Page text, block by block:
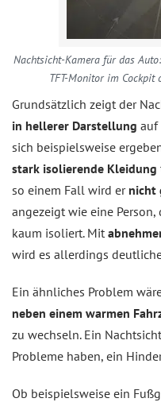
Nachtsicht-Kamera für das
TFT-Monitor im Cockpit
Grundsätzlich zeigt der
in hellerer Darstellung auf
sich beispielsweise
stark isolierende Kleidung
so einem Fall wird er nicht
angezeigt wie eine
kaum isoliert. Mit
wird es allerdings
Ein ähnliches Problem
neben einem warmen
zu wechseln. Ein
Probleme haben, ein
Ob beispielsweise ein